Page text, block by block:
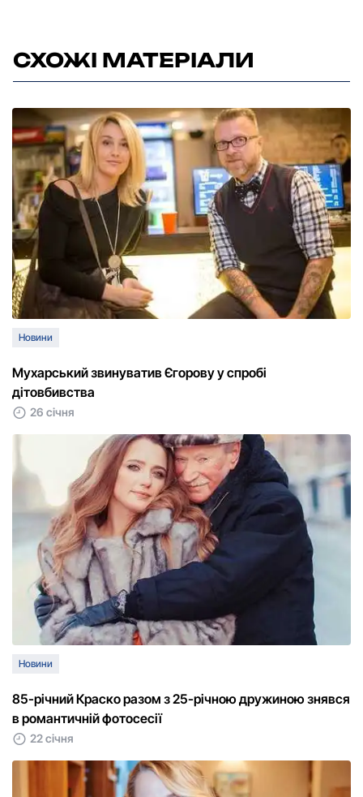
СХОЖІ МАТЕРІАЛИ
Новини
Мухарський звинуватив Єгорову у спробі
дітовбивства
26 січня
Новини
85-річний Краско разом з 25-річною дружиною знявся
в романтичній фотосесії
22 січня